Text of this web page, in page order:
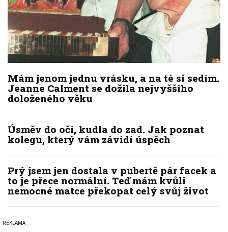
Mám jenom jednu vrásku, a na té si sedím.
Jeanne Calment se dožila nejvyššího
doloženého věku
Úsměv do očí, kudla do zad. Jak poznat
kolegu, který vám závidí úspěch
Prý jsem jen dostala v pubertě pár facek a
to je přece normální. Teď mám kvůli
nemocné matce překopat celý svůj život